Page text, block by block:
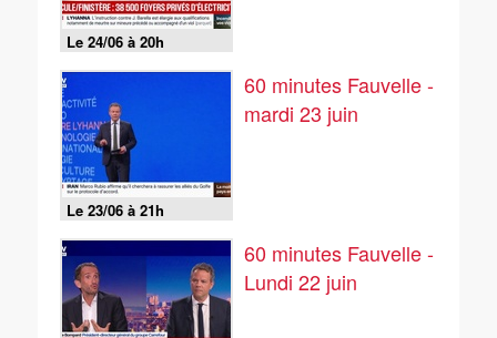
Le 24/06 à 20h
Le 23/06 à 21h
60 minutes Fauvelle -
mardi 23 juin
60 minutes Fauvelle -
Lundi 22 juin